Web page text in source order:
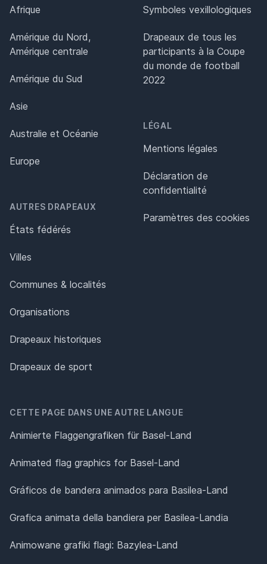
Afrique
Amérique du Nord,
Amérique centrale
Amérique du Sud
Asie
Australie et Océanie
Europe
AUTRES DRAPEAUX
États fédérés
Villes
Communes & localités
Organisations
Drapeaux historiques
Drapeaux de sport
Symboles vexillologiques
Drapeaux de tous les
participants à la Coupe
du monde de football
2022
LÉGAL
Mentions légales
Déclaration de
confidentialité
Paramètres des cookies
CETTE PAGE DANS UNE AUTRE LANGUE
Animierte Flaggengrafiken für Basel-Land
Animated flag graphics for Basel-Land
Gráficos de bandera animados para Basilea-Land
Grafica animata della bandiera per Basilea-Landia
Animowane grafiki flagi: Bazylea-Land